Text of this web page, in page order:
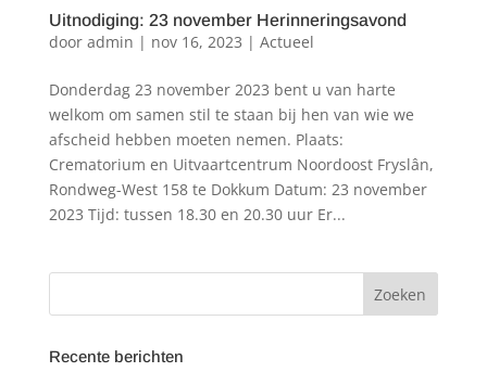
Uitnodiging: 23 november Herinneringsavond
door admin | nov 16, 2023 | Actueel
Donderdag 23 november 2023 bent u van harte
welkom om samen stil te staan bij hen van wie we
afscheid hebben moeten nemen. Plaats:
Crematorium en Uitvaartcentrum Noordoost Fryslân,
Rondweg-West 158 te Dokkum Datum: 23 november
2023 Tijd: tussen 18.30 en 20.30 uur Er...
Recente berichten